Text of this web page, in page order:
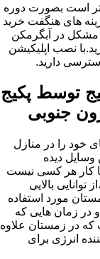
است بصورت دوره
های هنگفت خرید
مشکل در آبگرمکن
نصب اپلیکیشن
دارید.
توسط پکیج
جنوبی
خود را در منازل
وسایل دیده
کار هر کسی نیست
بالایی
مورد استفاده
در زمان هایی که
در زمستان علاوه
انرژی برای